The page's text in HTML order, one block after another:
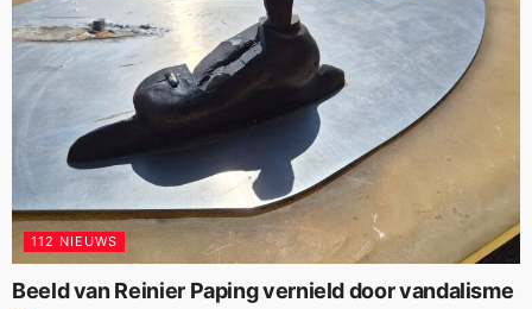
112 NIEUWS
Beeld van Reinier Paping vernield door vandalisme